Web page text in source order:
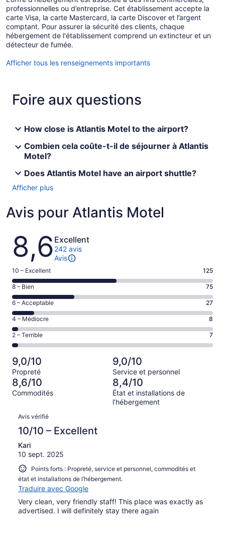
professionnelles ou d’entreprise. Cet établissement accepte la
carte Visa, la carte Mastercard, la carte Discover et l’argent
comptant. Pour assurer la sécurité des clients, chaque
hébergement de l'établissement comprend un extincteur et un
détecteur de fumée.
Afficher tous les renseignements importants
Foire aux questions
How close is Atlantis Motel to the airport?
Combien cela coûte-t-il de séjourner à Atlantis
Motel?
Does Atlantis Motel have an airport shuttle?
Afficher plus
Avis pour Atlantis Motel
Avis
8,6 Excellent
242 avis
Avis
Note
de 10
–
Excellent,
d’après
125 avis
sur 242.
10 – Excellent 125
Note
de 8
–
Bien,
d’après
75 avis
sur 242.
8 – Bien 75
Note
de 6
–
Acceptable,
d’après
sur 242.
6 – Acceptable 27
Note
de 4
–
Médiocre,
d’après
8 avis
sur 242.
4 – Médiocre 8
Note
de 2
–
Terrible,
d’après
7 avis
sur 242.
2 – Terrible 7
9,0/10
Propreté
9,0/10
Service et personnel
8,6/10
Commodités
8,4/10
État et installations de
l’hébergement
Avis
Avis vérifié
10/10 – Excellent
Kari
10 sept. 2025
Points forts : Propreté, service et personnel, commodités et
état et installations de l’hébergement.
Traduire avec Google
Very clean, very friendly staff! This place was exactly as
advertised. I will definitely stay there again